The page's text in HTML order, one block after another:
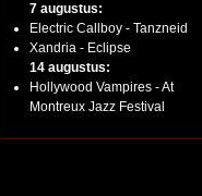
7 augustus:
Electric Callboy - Tanzneid
Xandria - Eclipse
14 augustus:
Hollywood Vampires - At
Montreux Jazz Festival